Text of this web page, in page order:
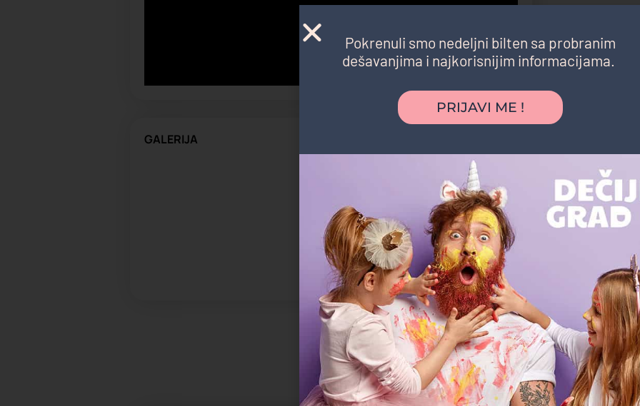
GALERIJA
Možda vas zanima i sledeće:
Pokrenuli smo nedeljni bilten sa probranim
dešavanjima i najkorisnijim informacijama.
PRIJAVI ME !